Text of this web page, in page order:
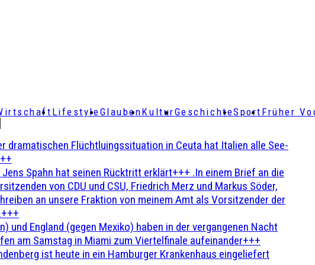
LifestyleGlaubenKulturGeschichteSport Früher
dramatischen Flüchtluingssituation in Ceuta hat Italien alle See-
Spahn hat seinen Rücktritt erklärt+++ .In einem Brief an die
von CDU und CSU, Friedrich Merz und Markus Söder,
an unsere Fraktion von meinem Amt als Vorsitzender der
und England (gegen Mexiko) haben in der vergangenen Nacht
am Samstag in Miami zum Viertelfinale aufeinander+++
ist heute in ein Hamburger Krankenhaus eingeliefert